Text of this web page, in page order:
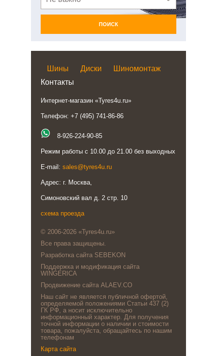
ПОИСК
Шины Диски
Шиномонтаж
Контакты
Интернет-магазин «Tyres4u.ru»
Телефон: +7 (495) 741-86-86
8-926-224-90-85
Режим работы с 10.00 до 21.00 без выходных
E-mail: sales@tyres4u.ru
Адрес: г. Москва,
Симоновский вал д. 2 стр. 10
схема проезда
© 2006-2026 «Tyres4u.ru»
Все права защищены.
Разработка сайта SEBEKON
Поддержка и модификация сайта
WINGERICA
Продвижение сайта ALAEV.CO
Наш сайт не является публичной офертой,
определяемой положениями Статьи 437 (2)
ГК РФ, а носит исключительно
информационный характер. Для получения
точной информации о наличии и стоимости
товара, пожалуйста, обращайтесь по нашим
телефонам
Карта сайта